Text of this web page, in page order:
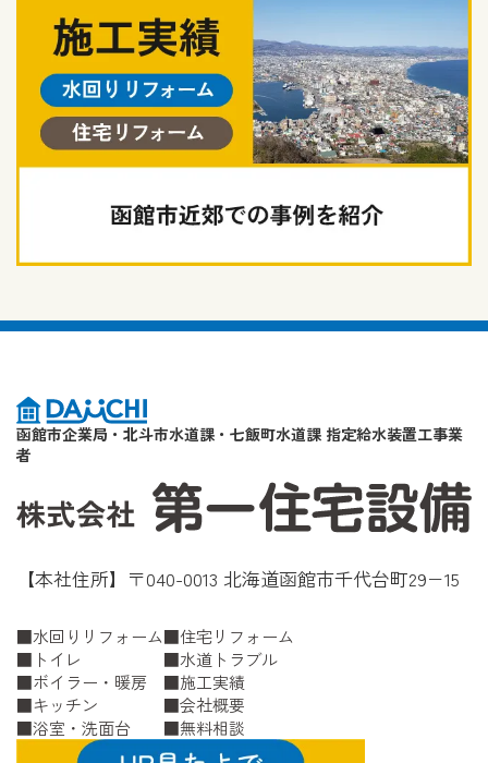
函館市企業局・北斗市水道課・七飯町水道課 指定給水装置工事業
者
【本社住所】〒040-0013 北海道函館市千代台町29−15
水回りリフォーム
トイレ
ボイラー・暖房
キッチン
浴室・洗面台
住宅リフォーム
水道トラブル
施工実績
会社概要
無料相談